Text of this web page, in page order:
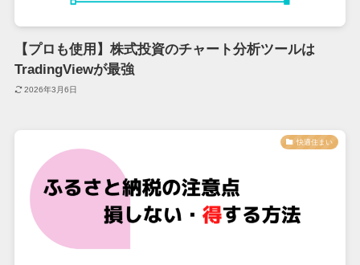
【プロも使用】株式投資のチャート分析ツールは
TradingViewが最強
2026年3月6日
快適住まい